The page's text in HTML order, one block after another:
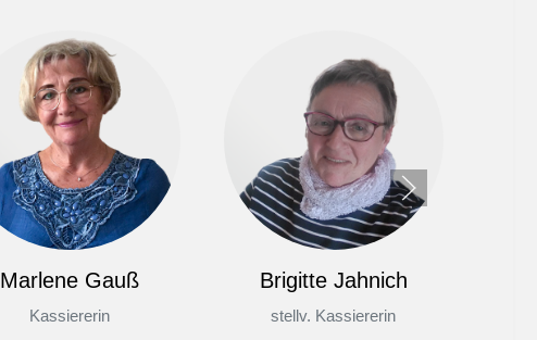
Marlene Gauß
Kassiererin
Brigitte Jahnich
stellv. Kassiererin